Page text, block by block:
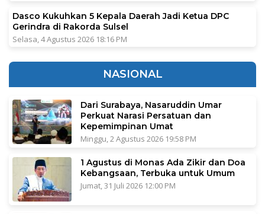
Dasco Kukuhkan 5 Kepala Daerah Jadi Ketua DPC
Gerindra di Rakorda Sulsel
Selasa, 4 Agustus 2026 18:16 PM
NASIONAL
Dari Surabaya, Nasaruddin Umar
Perkuat Narasi Persatuan dan
Kepemimpinan Umat
Minggu, 2 Agustus 2026 19:58 PM
1 Agustus di Monas Ada Zikir dan Doa
Kebangsaan, Terbuka untuk Umum
Jumat, 31 Juli 2026 12:00 PM